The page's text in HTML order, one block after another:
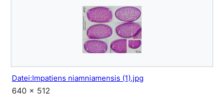
Datei:Impatiens niamniamensis (1).jpg
640 × 512